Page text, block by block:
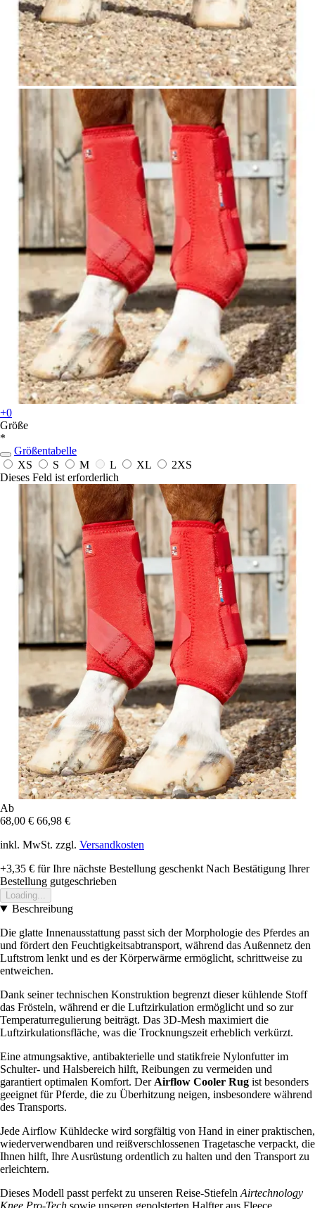
+0
Größe
*
Größentabelle
XS
S M L XL
2XS
Dieses Feld ist erforderlich
Ab
68,00 € 66,98 €
inkl. MwSt. zzgl. Versandkosten
+3,35 € für Ihre nächste Bestellung geschenkt Nach Bestätigung Ihrer
Bestellung gutgeschrieben
Loading...
Beschreibung
Die glatte Innenausstattung passt sich der Morphologie des Pferdes an
und fördert den Feuchtigkeitsabtransport, während das Außennetz den
Luftstrom lenkt und es der Körperwärme ermöglicht, schrittweise zu
entweichen.
Dank seiner technischen Konstruktion begrenzt dieser kühlende Stoff
das Frösteln, während er die Luftzirkulation ermöglicht und so zur
Temperaturregulierung beiträgt. Das 3D-Mesh maximiert die
Luftzirkulationsfläche, was die Trocknungszeit erheblich verkürzt.
Eine atmungsaktive, antibakterielle und statikfreie Nylonfutter im
Schulter- und Halsbereich hilft, Reibungen zu vermeiden und
garantiert optimalen Komfort. Der Airflow Cooler Rug ist besonders
geeignet für Pferde, die zu Überhitzung neigen, insbesondere während
des Transports.
Jede Airflow Kühldecke wird sorgfältig von Hand in einer praktischen,
wiederverwendbaren und reißverschlossenen Tragetasche verpackt, die
Ihnen hilft, Ihre Ausrüstung ordentlich zu halten und den Transport zu
erleichtern.
Dieses Modell passt perfekt zu unseren Reise-Stiefeln Airtechnology
Knee Pro-Tech sowie unseren gepolsterten Halfter aus Fleece.